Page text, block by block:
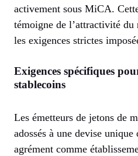
activement sous MiCA.
témoigne de l’attractivité du
les exigences strictes
Exigences spécifiques
stablecoins
Les émetteurs de jetons de
adossés à une devise
agrément comme